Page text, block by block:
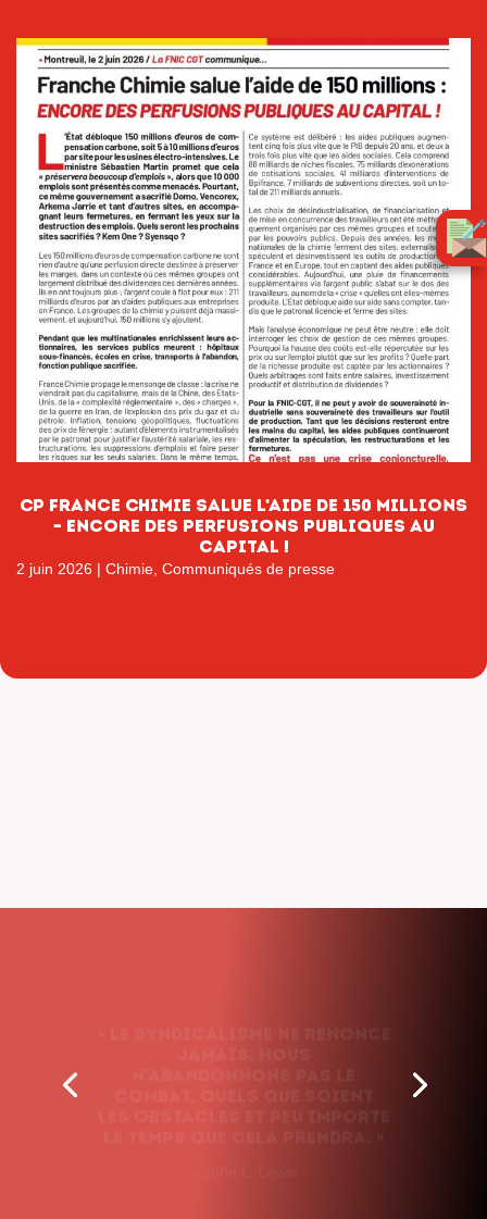
CP France Chimie salue l’aide de 150 millions
– encore des perfusions publiques au
capital !
2 juin 2026 | Chimie Communiqués de presse